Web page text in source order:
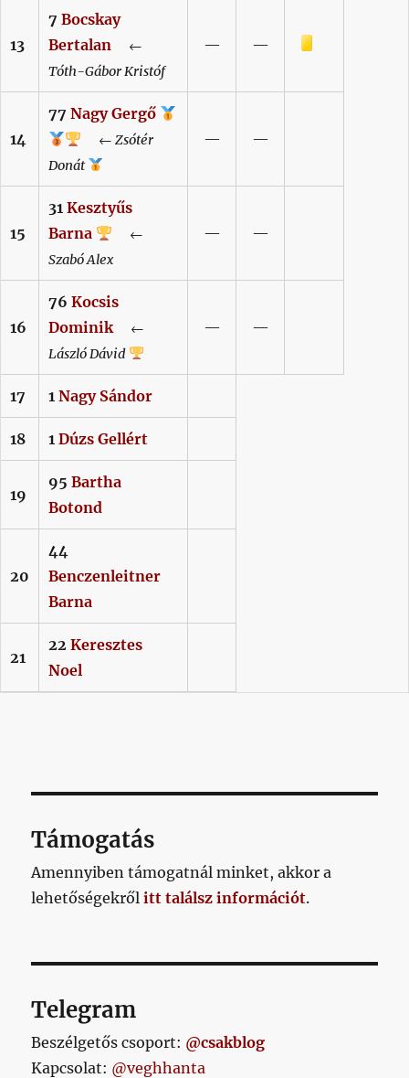
13
7 Bocskay
Bertalan
←
Tóth-GáborKristóf
— —
Sárga lap
14
77 Nagy Gergő
←Zsótér
Donát
— —
15
31 Kesztyűs
Barna
←
SzabóAlex
— —
16
76 Kocsis
Dominik
←
LászlóDávid
— —
17 1 Nagy Sándor
18 1 Dúzs Gellért
19
95 Bartha
Botond
20
44
Benczenleitner
Barna
21
22 Keresztes
Noel
Támogatás
Amennyiben támogatnál minket, akkor a
lehetőségekrőlitt találsz információt.
Telegram
Beszélgetős csoport: @csakblog
Kapcsolat: @veghhanta